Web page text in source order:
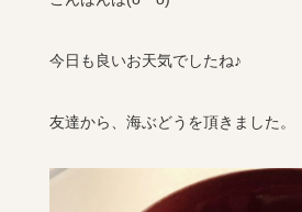
今日も良いお天気でしたね♪
友達から、海ぶどうを頂きました。